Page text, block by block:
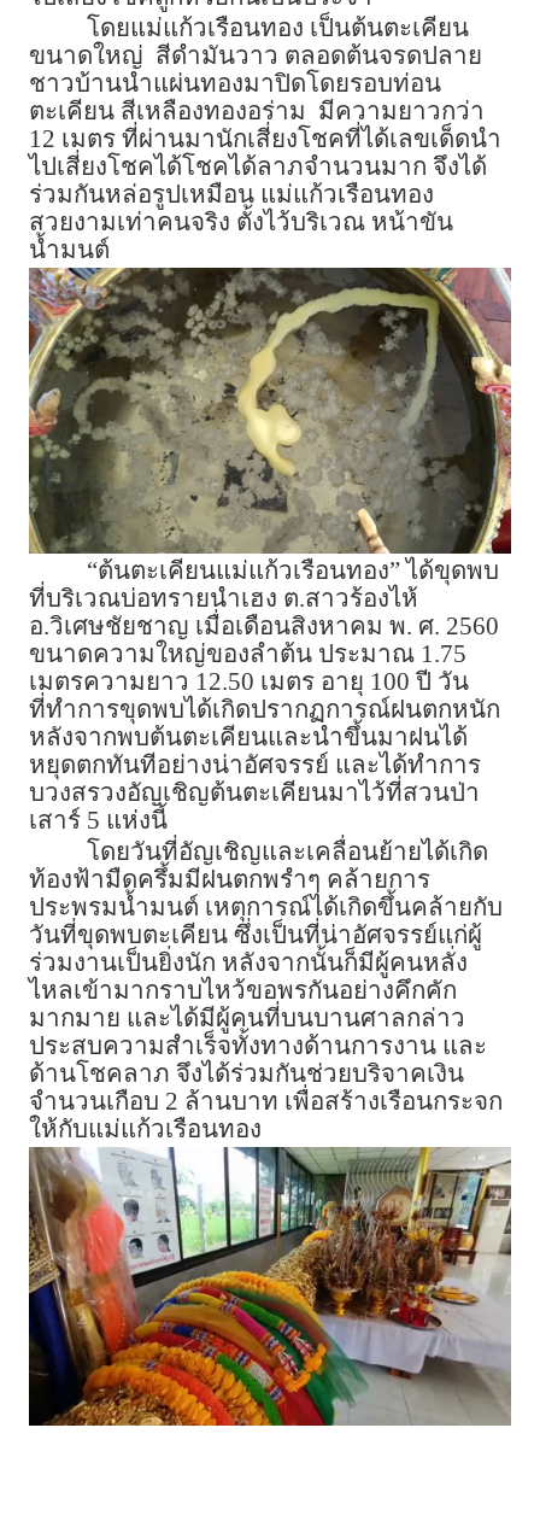
โดยแม่แก้วเรือนทอง เป็นต้นตะเคียน
ขนาดใหญ่ สีดำมันวาว ตลอดต้นจรดปลาย
ชาวบ้านนำแผ่นทองมาปิดโดยรอบท่อน
ตะเคียน สีเหลืองทองอร่าม มีความยาวกว่า
12 เมตร ที่ผ่านมานักเสี่ยงโชคที่ได้เลขเด็ดนำ
ไปเสี่ยงโชคได้โชคได้ลาภจำนวนมาก จึงได้
ร่วมกันหล่อรูปเหมือน แม่แก้วเรือนทอง
สวยงามเท่าคนจริง ตั้งไว้บริเวณ หน้าขัน
น้ำมนต์
“ต้นตะเคียนแม่แก้วเรือนทอง” ได้ขุดพบ
ที่บริเวณบ่อทรายนำเฮง ต.สาวร้องไห้
อ.วิเศษชัยชาญ เมื่อเดือนสิงหาคม พ. ศ. 2560
ขนาดความใหญ่ของลำต้น ประมาณ 1.75
เมตรความยาว 12.50 เมตร อายุ 100 ปี วัน
ที่ทำการขุดพบได้เกิดปรากฏการณ์ฝนตกหนัก
หลังจากพบต้นตะเคียนและนำขึ้นมาฝนได้
หยุดตกทันทีอย่างน่าอัศจรรย์ และได้ทำการ
บวงสรวงอัญเชิญต้นตะเคียนมาไว้ที่สวนป่า
เสาร์ 5 แห่งนี้
โดยวันที่อัญเชิญและเคลื่อนย้ายได้เกิด
ท้องฟ้ามืดครึ้มมีฝนตกพรำๆ คล้ายการ
ประพรมน้ำมนต์ เหตุการณ์ได้เกิดขึ้นคล้ายกับ
วันที่ขุดพบตะเคียน ซึ่งเป็นที่น่าอัศจรรย์แก่ผู้
ร่วมงานเป็นยิ่งนัก หลังจากนั้นก็มีผู้คนหลั่ง
ไหลเข้ามากราบไหว้ขอพรกันอย่างคึกคัก
มากมาย และได้มีผู้คนที่บนบานศาลกล่าว
ประสบความสำเร็จทั้งทางด้านการงาน และ
ด้านโชคลาภ จึงได้ร่วมกันช่วยบริจาคเงิน
จำนวนเกือบ 2 ล้านบาท เพื่อสร้างเรือนกระจก
ให้กับแม่แก้วเรือนทอง